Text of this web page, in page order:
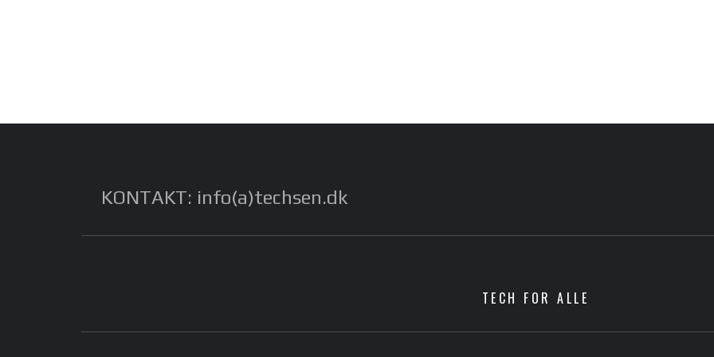
KONTAKT: info(a)techsen.dk
TECH FOR ALLE